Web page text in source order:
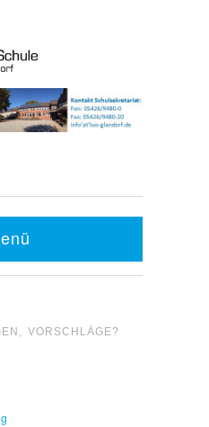
Fax: 05426 9480-20
VORSCHLÄGE?